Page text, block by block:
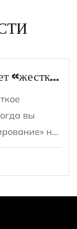
Что на самом деле означает «жесткое анодирование» для сковороды?
на